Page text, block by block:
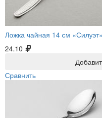
Ложка чайная 14 см
24.10
Сравнить